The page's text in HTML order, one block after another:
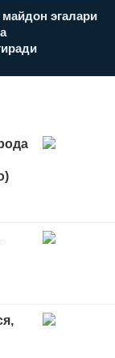
майдон эгалари